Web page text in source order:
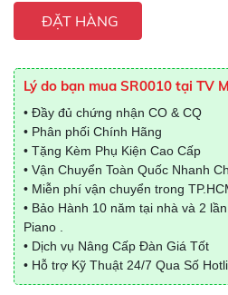
ĐẶT HÀNG
Lý do bạn mua SR0010 tại TV
• Đầy đủ chứng nhận CO & CQ
• Phân phối Chính Hãng
• Tặng Kèm Phụ Kiện Cao Cấp
• Vận Chuyển Toàn Quốc Nhanh
• Miễn phí vận chuyển trong
• Bảo Hành 10 năm tại nhà và 2
Piano .
• Dịch vụ Nâng Cấp Đàn Giá Tốt
• Hỗ trợ Kỹ Thuật 24/7 Qua Số